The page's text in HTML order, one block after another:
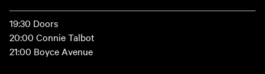
19:30 Doors
20:00 Connie Talbot
21:00 Boyce Avenue